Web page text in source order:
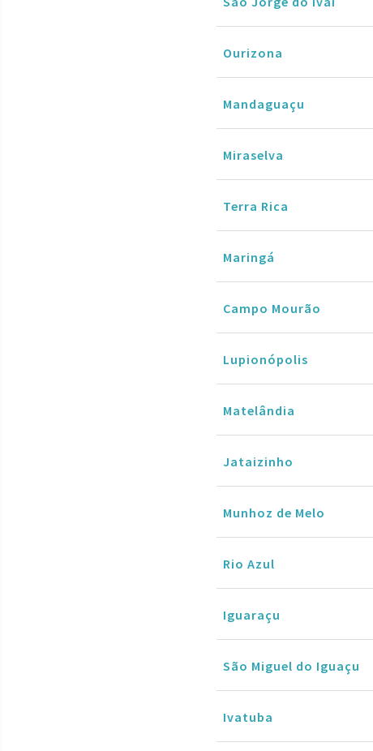
Ourizona
Mandaguaçu
Miraselva
Terra Rica
Maringá
Campo Mourão
Lupionópolis
Matelândia
Jataizinho
Munhoz de Melo
Rio Azul
Iguaraçu
São Miguel do Iguaçu
Ivatuba